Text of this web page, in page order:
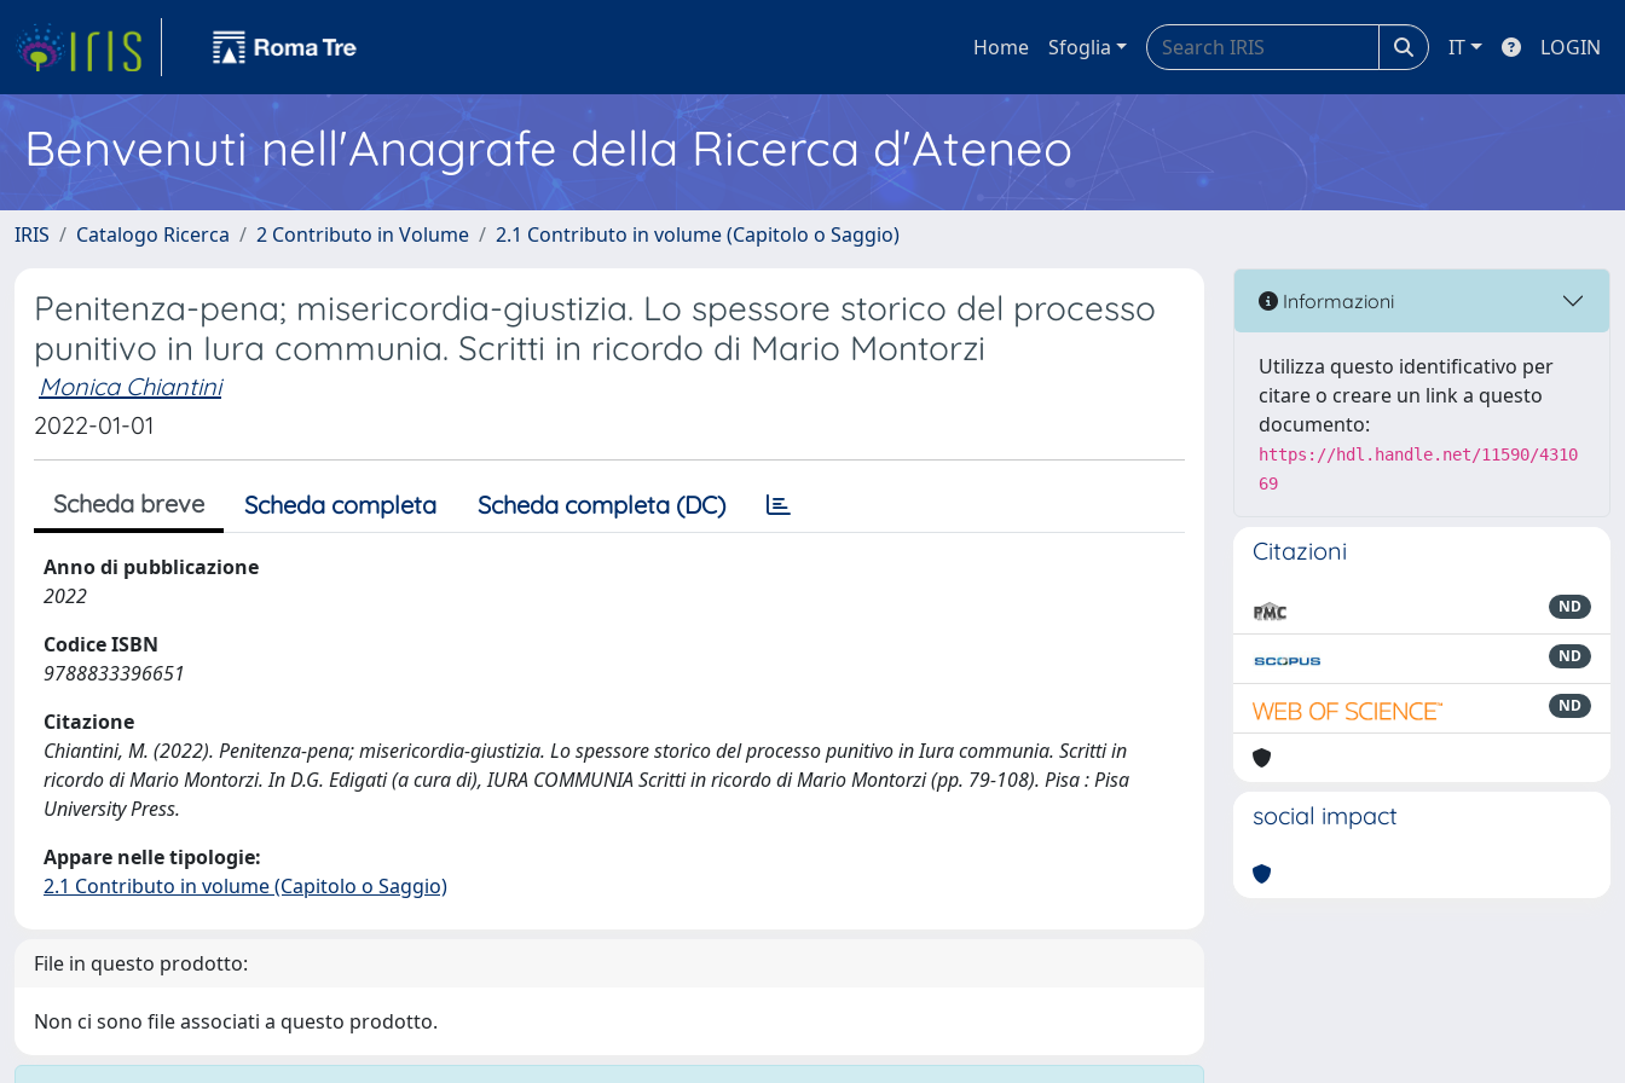
Home Sfoglia IT LOGIN
Benvenuti nell'Anagrafe della Ricerca d'Ateneo
IRIS Catalogo Ricerca 2 Contributo in Volume 2.1 Contributo in volume (Capitolo o Saggio)
Penitenza-pena; misericordia-giustizia. Lo spessore storico del processo
punitivo in Iura communia. Scritti in ricordo di Mario Montorzi
Monica Chiantini
2022-01-01
Scheda breve Scheda completa Scheda completa (DC)
Anno di pubblicazione
2022
Codice ISBN
9788833396651
Citazione
Chiantini, M. (2022). Penitenza-pena; misericordia-giustizia. Lo spessore storico del processo punitivo in Iura communia. Scritti in
ricordo di Mario Montorzi. In D.G. Edigati (a cura di), IURA COMMUNIA Scritti in ricordo di Mario Montorzi (pp. 79-108). Pisa : Pisa
University Press.
Appare nelle tipologie:
2.1 Contributo in volume (Capitolo o Saggio)
File in questo prodotto:
Non ci sono file associati a questo prodotto.
Informazioni
Utilizza questo identificativo per
citare o creare un link a questo
documento:
https://hdl.handle.net/11590/4310
69
Citazioni
ND
ND
ND
social impact